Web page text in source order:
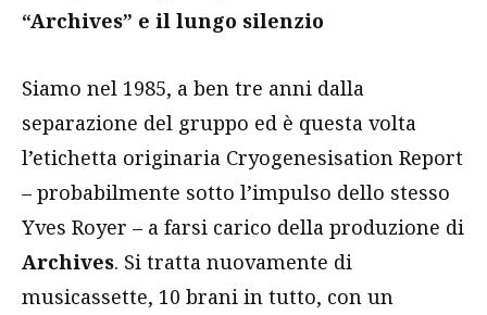
“Archives” e il lungo silenzio
Siamo nel 1985, a ben tre anni dalla
separazione del gruppo ed è questa volta
l’etichetta originaria Cryogenesisation Report
– probabilmente sotto l’impulso dello stesso
Yves Royer – a farsi carico della produzione di
Archives. Si tratta nuovamente di
musicassette, 10 brani in tutto, con un